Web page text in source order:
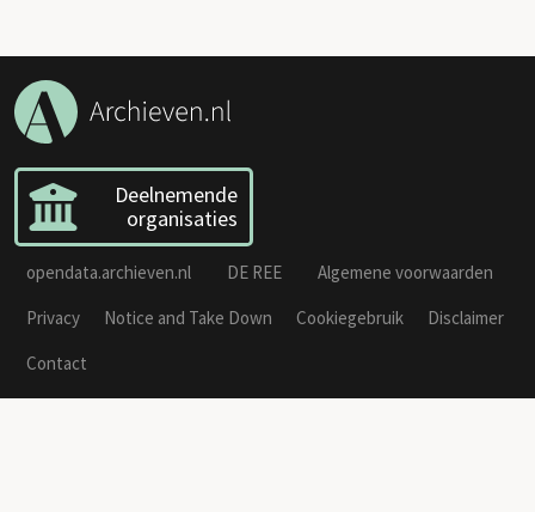
Deelnemende
organisaties
opendata.archieven.nl DE REE
Algemene voorwaarden
Privacy
Notice and Take Down Cookiegebruik
Disclaimer
Contact